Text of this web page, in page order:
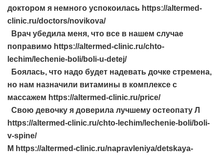
доктором я немного успокоилась https://altermed-
clinic.ru/doctors/novikova/
Врач убедила меня, что все в нашем случае
поправимо https://altermed-clinic.ru/chto-
lechim/lechenie-boli/boli-u-detej/
Боялась, что надо будет надевать дочке стремена,
но нам назначили витамины в комплексе с
массажем https://altermed-clinic.ru/price/
Свою девочку я доверила лучшему остеопату Л
https://altermed-clinic.ru/chto-lechim/lechenie-boli/boli-
v-spine/
М https://altermed-clinic.ru/napravleniya/detskaya-